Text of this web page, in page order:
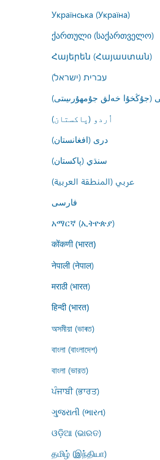
Українська (Україна)
ქართული (საქართველო)
Հայերեն (Հայաստան)
עברית (ישראל)
(جۇڭخۇا خەلق جۇمھۇرىيىتى)
اُردو (پاکستان)
درى (افغانستان)
سنڌي (پاکستان)
عربي (المنطقة العربية)
فارسى
አማርኛ (ኢትዮጵያ)
कोंकणी (भारत)
नेपाली (नेपाल)
मराठी (भारत)
हिन्दी (भारत)
অসমীয়া (ভাৰত)
বাংলা (বাংলাদেশ)
বাংলা (ভারত)
ਪੰਜਾਬੀ (ਭਾਰਤ)
ગુજરાતી (ભારત)
ଓଡ଼ିଆ (ଭାରତ)
தமிழ் (இந்தியா)